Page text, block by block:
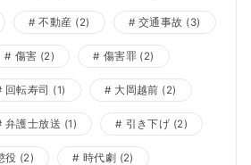
不動産 (2) 交通事故 (3)
傷害 (2) 傷害罪 (2)
回転寿司 (1) 大岡越前 (2)
弁護士放送 (1) 引き下げ (2)
役 (2) 時代劇 (2)